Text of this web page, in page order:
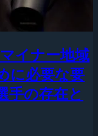
イナー地域
に必要な要
手の存在と